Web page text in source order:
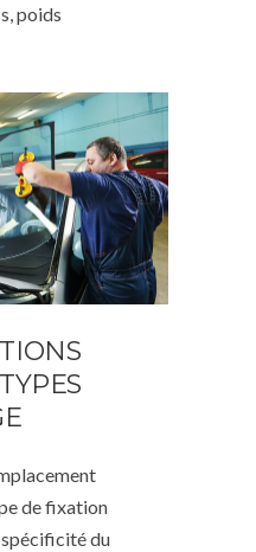
poids
de fixation
du